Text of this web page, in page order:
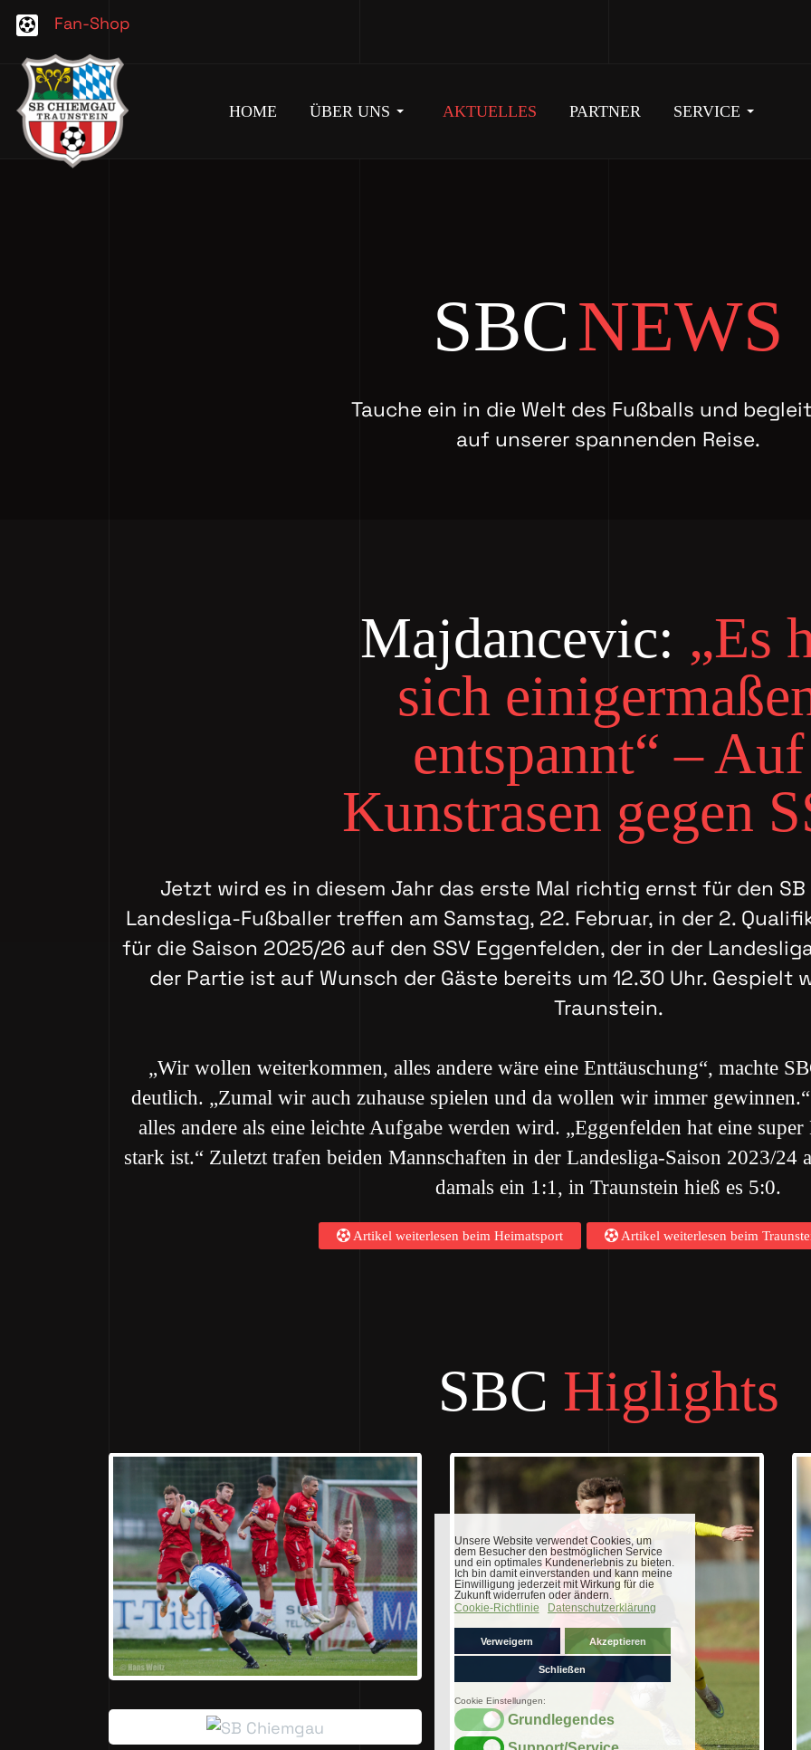
Fan-Shop
HOME ÜBER UNS AKTUELLES PARTNER SERVICE
SBCNEWS
Tauche ein in die Welt des Fußballs und
auf unserer spannenden Reise.
Majdancevic: „Es
sich
entspannt“ – Auf
Kunstrasen gegen
Jetzt wird es in diesem Jahr das erste Mal richtig ernst für den SB
Landesliga-Fußballer treffen am Samstag, 22. Februar, in der 2.
für die Saison 2025/26 auf den SSV Eggenfelden, der in der
der Partie ist auf Wunsch der Gäste bereits um 12.30 Uhr. Gespielt
Traunstein.
„Wir wollen weiterkommen, alles andere wäre eine Enttäuschung“, machte
deutlich. „Zumal wir auch zuhause spielen und da wollen wir immer
alles andere als eine leichte Aufgabe werden wird. „Eggenfelden hat eine
stark ist.“ Zuletzt trafen beiden Mannschaften in der Landesliga-Saison 2023/24
damals ein 1:1, in Traunstein hieß es 5:0.
Artikel weiterlesen beim Heimatsport Artikel weiterlesen beim
SBC Higlights